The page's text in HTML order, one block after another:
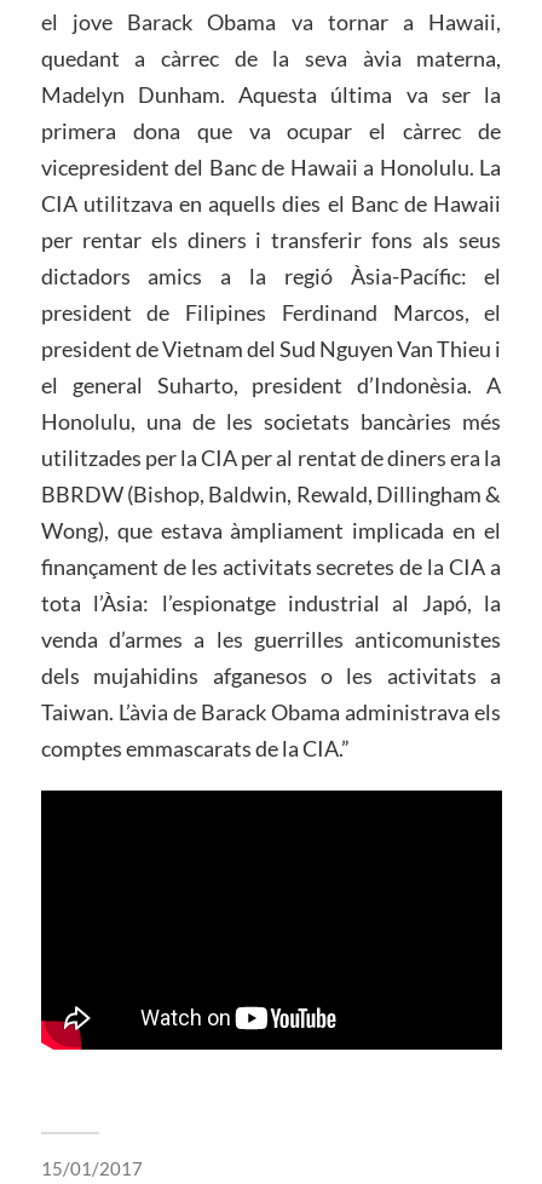
el jove Barack Obama va tornar a Hawaii,
quedant a càrrec de la seva àvia materna,
Madelyn Dunham. Aquesta última va ser la
primera dona que va ocupar el càrrec de
vicepresident del Banc de Hawaii a Honolulu. La
CIA utilitzava en aquells dies el Banc de Hawaii
per rentar els diners i transferir fons als seus
dictadors amics a la regió Àsia-Pacífic: el
president de Filipines Ferdinand Marcos, el
president de Vietnam del Sud Nguyen Van Thieu i
el general Suharto, president d’Indonèsia. A
Honolulu, una de les societats bancàries més
utilitzades per la CIA per al rentat de diners era la
BBRDW (Bishop, Baldwin, Rewald, Dillingham &
Wong), que estava àmpliament implicada en el
finançament de les activitats secretes de la CIA a
tota l’Àsia: l’espionatge industrial al Japó, la
venda d’armes a les guerrilles anticomunistes
dels mujahidins afganesos o les activitats a
Taiwan. L’àvia de Barack Obama administrava els
comptes emmascarats de la CIA.”
15/01/2017